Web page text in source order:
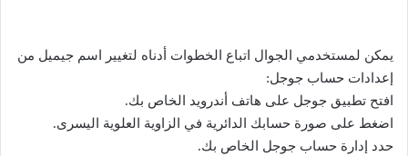
يمكن لمستخدمي الجوال اتباع الخطوات أدناه لتغيير اسم جيميل من
إعدادات حساب جوجل:
افتح تطبيق جوجل على هاتف أندرويد الخاص بك.
اضغط على صورة حسابك الدائرية في الزاوية العلوية اليسرى.
حدد إدارة حساب جوجل الخاص بك.